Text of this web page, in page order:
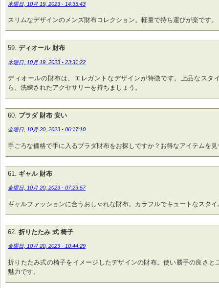
木曜日, 10月 19, 2023 - 14:35:43
スリムなデザインのメンズ財布コレクション。軽量で持ち運びが楽です。
ディオール 財布
木曜日, 10月 19, 2023 - 23:31:22
ディオールの財布は、エレガントなデザインが特徴です。上品なスタ
ら、洗練されたアクセサリーを持ちましょう。
プラダ 財布 安い
金曜日, 10月 20, 2023 - 06:17:10
手ごろな価格で手に入るプラダ財布をお探しですか？お得なアイテムを
ギャル 財布
金曜日, 10月 20, 2023 - 07:23:57
ギャルファッションに合うおしゃれな財布。カラフルでキュートなスタ
折りたたみ 式 椅子
金曜日, 10月 20, 2023 - 10:44:29
折りたたみ式の椅子をイメージしたデザインの財布。使い勝手の良さと
魅力です。